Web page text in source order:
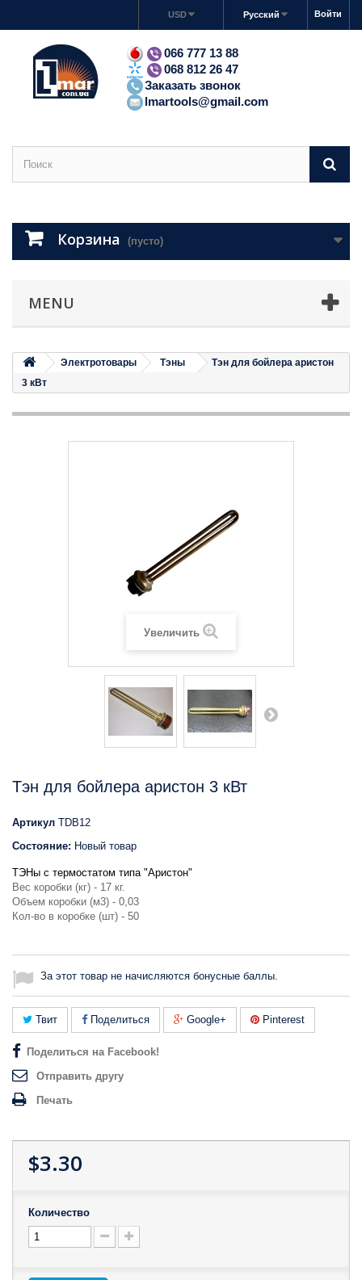
Войти
Русский
USD
066 777 13 88
068 812 26 47
Заказать звонок
lmartools@gmail.com
Корзина (пусто)
MENU
Электротовары Тэны
Тэн для бойлера аристон
3 кВт
Увеличить
Тэн для бойлера аристон 3 кВт
Артикул TDB12
Состояние: Новый товар
ТЭНы с термостатом типа "Аристон"
Вес коробки (кг) - 17 кг.
Объем коробки (м3) - 0,03
Кол-во в коробке (шт) - 50
За этот товар не начисляются бонусные баллы.
Твит Поделиться Google+ Pinterest
Поделиться на Facebook!
Отправить другу
Печать
$3.30
Количество